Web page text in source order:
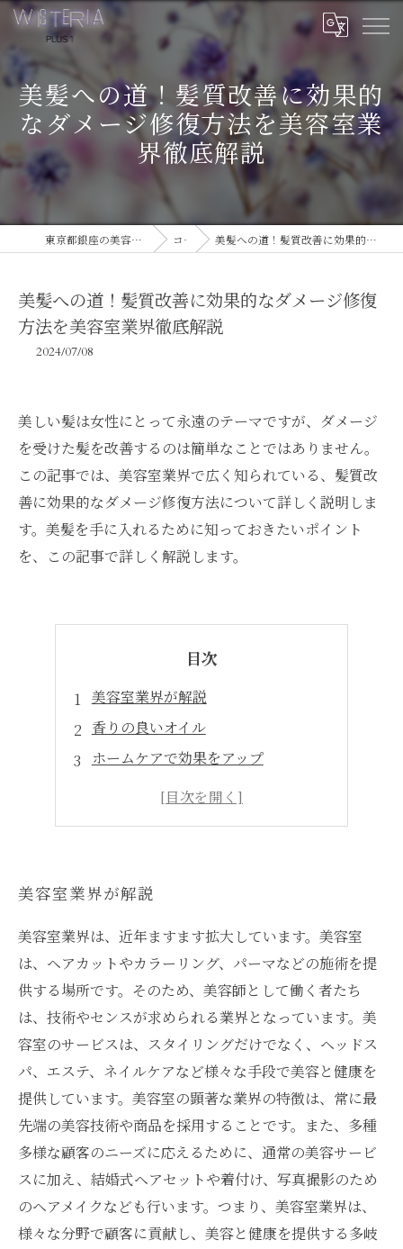
美髪への道！髪質改善に効果的
なダメージ修復方法を美容室業
界徹底解説
東京都銀座の美容室ならWISTERIA PLUS 1 コラム 美髪への道！髪質改善に効果的なダメージ修復方法を美容室業界徹底解説
美髪への道！髪質改善に効果的なダメージ修復
方法を美容室業界徹底解説
2024/07/08
美しい髪は女性にとって永遠のテーマですが、ダメージ
を受けた髪を改善するのは簡単なことではありません。
この記事では、美容室業界で広く知られている、髪質改
善に効果的なダメージ修復方法について詳しく説明しま
す。美髪を手に入れるために知っておきたいポイント
を、この記事で詳しく解説します。
目次
美容室業界が解説
香りの良いオイル
ホームケアで効果をアップ
よくわかるトリートメント選び
美容室業界が解説
美容室業界は、近年ますます拡大しています。美容室
は、ヘアカットやカラーリング、パーマなどの施術を提
供する場所です。そのため、美容師として働く者たち
は、技術やセンスが求められる業界となっています。美
容室のサービスは、スタイリングだけでなく、ヘッドス
パ、エステ、ネイルケアなど様々な手段で美容と健康を
提供しています。美容室の顕著な業界の特徴は、常に最
先端の美容技術や商品を採用することです。また、多種
多様な顧客のニーズに応えるために、通常の美容サービ
スに加え、結婚式ヘアセットや着付け、写真撮影のため
のヘアメイクなども行います。つまり、美容室業界は、
様々な分野で顧客に貢献し、美容と健康を提供する多岐